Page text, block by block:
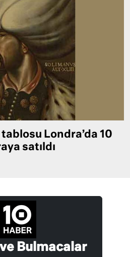
Londra’da 10
satıldı
Bulmacalar